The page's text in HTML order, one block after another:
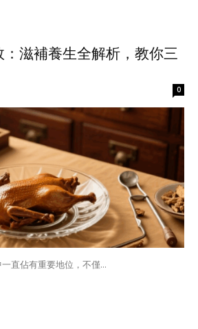
滋補養生全解析，教你三
0
直佔有重要地位，不僅...